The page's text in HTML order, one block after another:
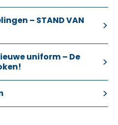
– STAND VAN
uniform – De